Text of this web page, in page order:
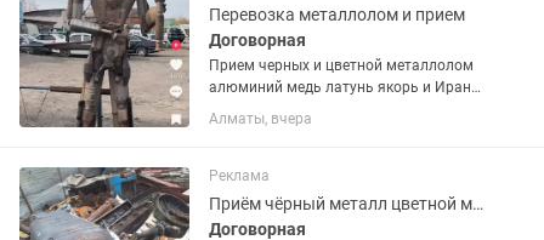
Перевозка металлолом и прием
Договорная
Прием черных и цветной металлолом
алюминий медь латунь якорь и Иран
кабели алюминий и медный
Алматы, вчера
Реклама
Приём чёрный металл цветной металл аккумулятор медь алюминий латунь дорого
Договорная